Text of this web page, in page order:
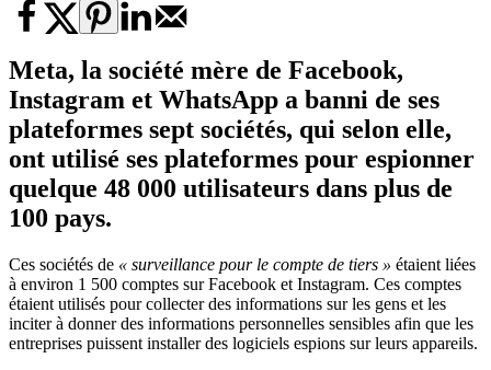
Meta, la société mère de Facebook,
Instagram et WhatsApp a banni de ses
plateformes sept sociétés, qui selon elle,
ont utilisé ses plateformes pour espionner
quelque 48 000 utilisateurs dans plus de
100 pays.
Ces sociétés de « surveillance pour le compte de tiers » étaient liées
à environ 1 500 comptes sur Facebook et Instagram. Ces comptes
étaient utilisés pour collecter des informations sur les gens et les
inciter à donner des informations personnelles sensibles afin que les
entreprises puissent installer des logiciels espions sur leurs appareils.